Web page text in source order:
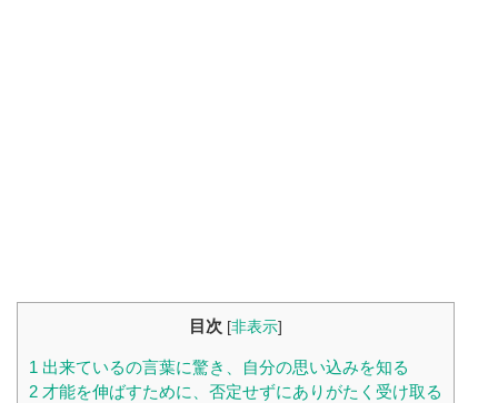
目次 [非表示]
1 出来ているの言葉に驚き、自分の思い込みを知る
2 才能を伸ばすために、否定せずにありがたく受け取る